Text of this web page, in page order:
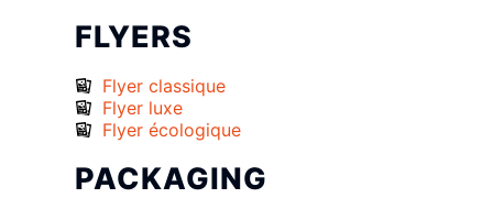
FLYERS
Flyer classique
Flyer luxe
Flyer écologique
PACKAGING